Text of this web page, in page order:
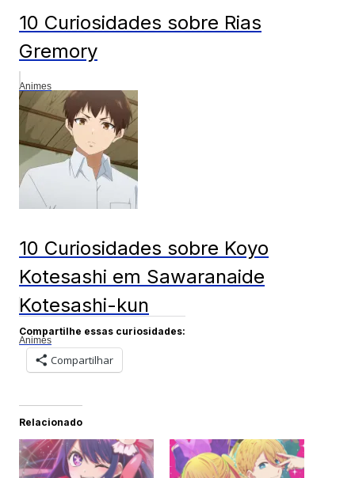
10 Curiosidades sobre Rias
Gremory
Animes
10 Curiosidades sobre Koyo
Kotesashi em Sawaranaide
Kotesashi-kun
Animes
Compartilhe essas curiosidades:
Compartilhar
Relacionado